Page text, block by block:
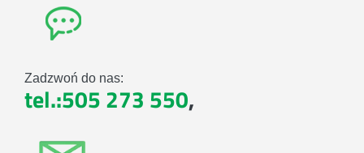
Zadzwoń do nas:
tel.:505 273 550,